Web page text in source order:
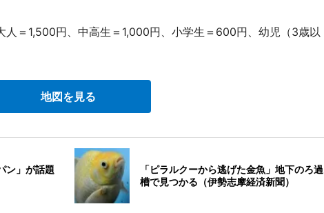
＝1,500円、中高生＝1,000円、小学生＝600円、幼児（3歳以
地図を見る
ン」が話題
「ピラルクーから逃げた金魚」地下のろ過
槽で見つかる（伊勢志摩経済新聞）